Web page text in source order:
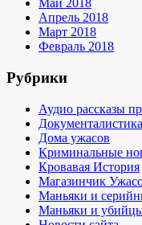
Май 2018
Апрель 2018
Март 2018
Февраль 2018
Рубрики
Аудио рассказы
Документалистика
Дома ужасов
Криминальные
Кровавая История
Магазинчик
Маньяки и
Маньяки и